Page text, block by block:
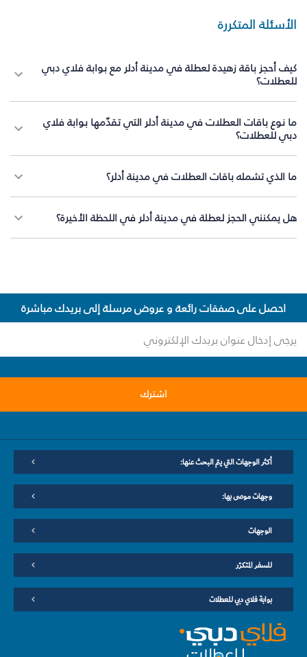
الأسئلة المتكررة
كيف أحجز باقة زهيدة لعطلة في مدينة أدلر مع بوابة فلاي دبي
للعطلات؟
ما نوع باقات العطلات في مدينة أدلر التي تقدّمها بوابة فلاي
دبي للعطلات؟
ما الذي تشمله باقات العطلات في مدينة أدلر؟
هل يمكنني الحجز لعطلة في مدينة أدلر في اللحظة الأخيرة؟
احصل على صفقات رائعة و عروض مرسلة إلى بريدك مباشرة
اشترك
أكثر الوجهات التي يتم البحث عنها:
وجهات موصى بها:
الوجهات
للسفر المتكرّر
بوابة فلاي دبي للعطلات